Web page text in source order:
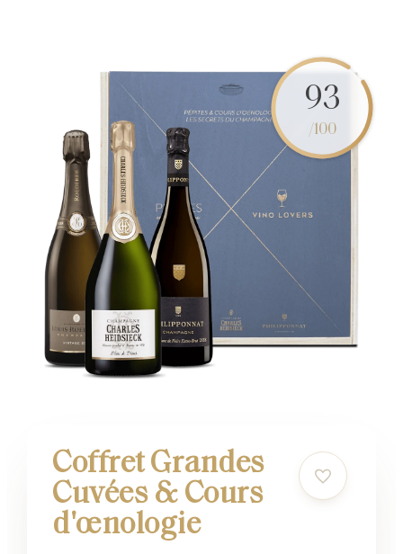
93
/100
Coffret Grandes
Cuvées & Cours
d'œnologie